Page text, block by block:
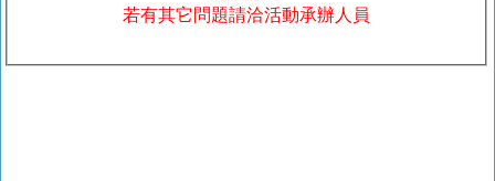
若有其它問題請洽活動承辦人員